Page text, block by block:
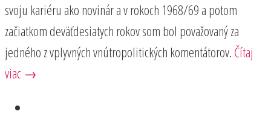
svoju kariéru ako novinár a v rokoch 1968/69 a potom
začiatkom deväťdesiatych rokov som bol považovaný za
jedného z vplyvných vnútropolitických komentátorov. Čítaj
viac →